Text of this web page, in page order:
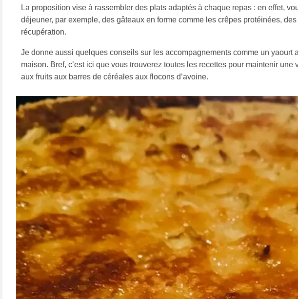
Fête et occasion Gâteau individuel Les classiques
Viennoiserie
Décors Glaçages Inserts et
Les pâtes Meringues Mousses
Christophe Michalak Dominique Ansel Frédéric Bau
Gaston Lenôtre Maison Bernachon Maison Pralus
Marie-Antoine Carême Philippe Conticini Pierre Hermé
La proposition vise à rassembler des plats adaptés à chaque repas : en effet,
déjeuner, par exemple, des gâteaux en forme comme les crêpes protéinées,
récupération.
Je donne aussi quelques conseils sur les accompagnements comme un yaourt
maison. Bref, c’est ici que vous trouverez toutes les recettes pour maintenir
aux fruits aux barres de céréales aux flocons d’avoine.